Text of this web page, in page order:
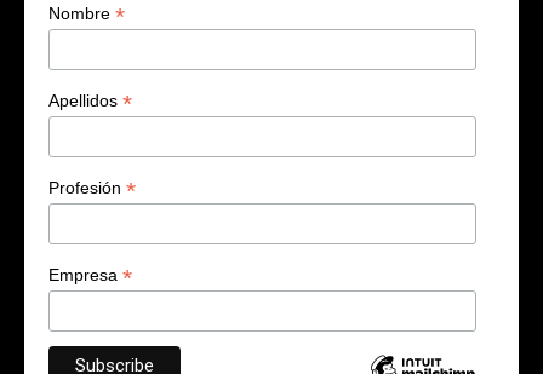
Nombre *
Apellidos *
Profesión *
Empresa *